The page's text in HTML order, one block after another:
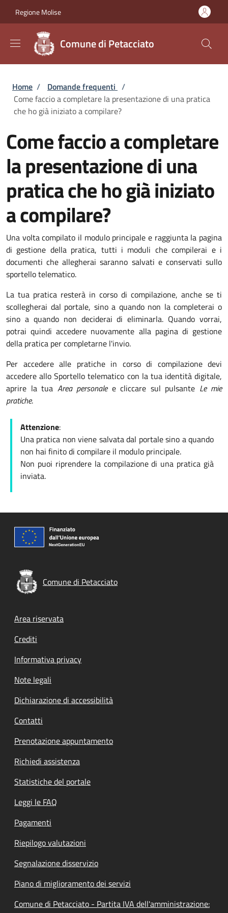
Regione Molise
Comune di Petacciato
Briciole di pane
Home / Domande frequenti /
Come faccio a completare la presentazione di una pratica
che ho già iniziato a compilare?
Come faccio a completare
la presentazione di una
pratica che ho già iniziato
a compilare?
Una volta compilato il modulo principale e raggiunta la pagina
di gestione della pratica, tutti i moduli che compilerai e i
documenti che allegherai saranno salvati e conservati sullo
sportello telematico.
La tua pratica resterà in corso di compilazione, anche se ti
scollegherai dal portale, sino a quando non la completerai o
sino a quando non deciderai di eliminarla. Quando vorrai,
potrai quindi accedere nuovamente alla pagina di gestione
della pratica per completarne l'invio.
Per accedere alle pratiche in corso di compilazione devi
accedere allo Sportello telematico con la tua identità digitale,
aprire la tua Area personalee cliccare sul pulsante Le mie
pratiche.
Attenzione:
Una pratica non viene salvata dal portale sino a quando
non hai finito di compilare il modulo principale.
Non puoi riprendere la compilazione di una pratica già
inviata.
Comune di Petacciato
Footer menu
Area riservata
Crediti
Informativa privacy
Note legali
Dichiarazione di accessibilità
Contatti
Prenotazione appuntamento
Richiedi assistenza
Statistiche del portale
Leggi le FAQ
Pagamenti
Riepilogo valutazioni
Segnalazione disservizio
Piano di miglioramento dei servizi
Comune di Petacciato - Partita IVA dell'amministrazione: